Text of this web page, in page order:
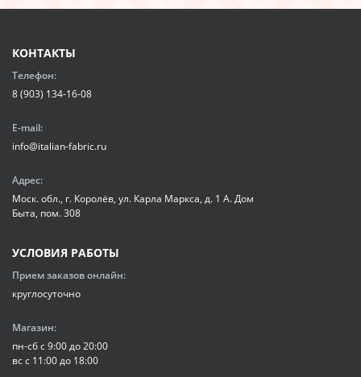
КОНТАКТЫ
Телефон:
8 (903) 134-16-08
E-mail:
info@italian-fabric.ru
Адрес:
Моск. обл., г. Королёв, ул. Карла Маркса, д. 1 А. Дом
Быта, пом. 308
УСЛОВИЯ РАБОТЫ
Прием заказов онлайн:
круглосуточно
Магазин:
пн-сб с 9:00 до 20:00
вс с 11:00 до 18:00